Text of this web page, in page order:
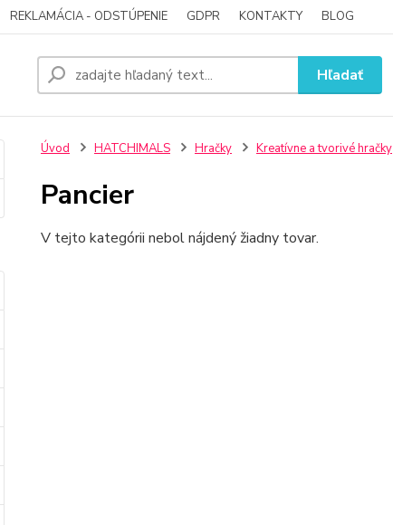
REKLAMÁCIA - ODSTÚPENIE GDPR KONTAKTY BLOG
Hľadať
Úvod HATCHIMALS Hračky Kreatívne a tvorivé hračky
Pancier
V tejto kategórii nebol nájdený žiadny tovar.